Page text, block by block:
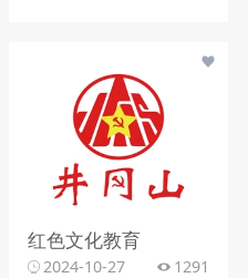
红色文化教育
2024-10-27 1291